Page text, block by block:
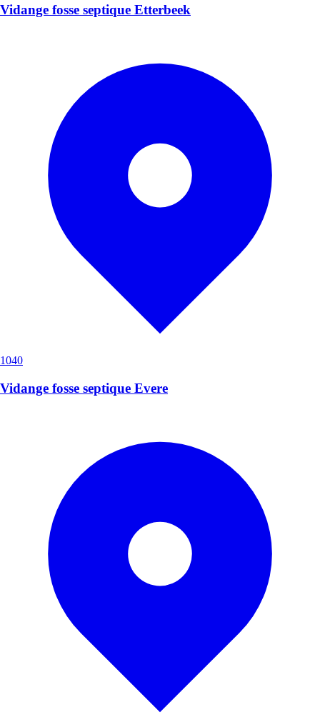
Vidange fosse septique Etterbeek
1040
Vidange fosse septique Evere